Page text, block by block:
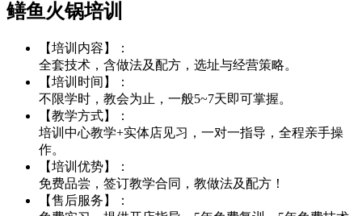
鳝鱼火锅培训
【培训内容】：
全套技术，含做法及配方，选址与经营策略。
【培训时间】：
不限学时，教会为止，一般5~7天即可掌握。
【教学方式】：
培训中心教学+实体店见习，一对一指导，全程亲手操
作。
【培训优势】：
免费品尝，签订教学合同，教做法及配方！
【售后服务】：